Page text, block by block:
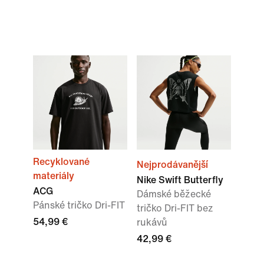
Recyklované
materiály
ACG
Pánské tričko Dri-FIT
54,99 €
Nejprodávanější
Nike Swift Butterfly
Dámské běžecké
tričko Dri-FIT bez
rukávů
42,99 €